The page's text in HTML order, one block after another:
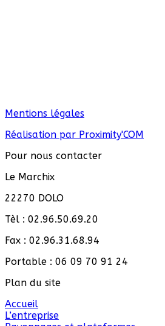
Mentions légales
Réalisation par Proximity'COM
Pour nous contacter
Le Marchix
22270 DOLO
Tèl : 02.96.50.69.20
Fax : 02.96.31.68.94
Portable : 06 09 70 91 24
Plan du site
Accueil
L’entreprise